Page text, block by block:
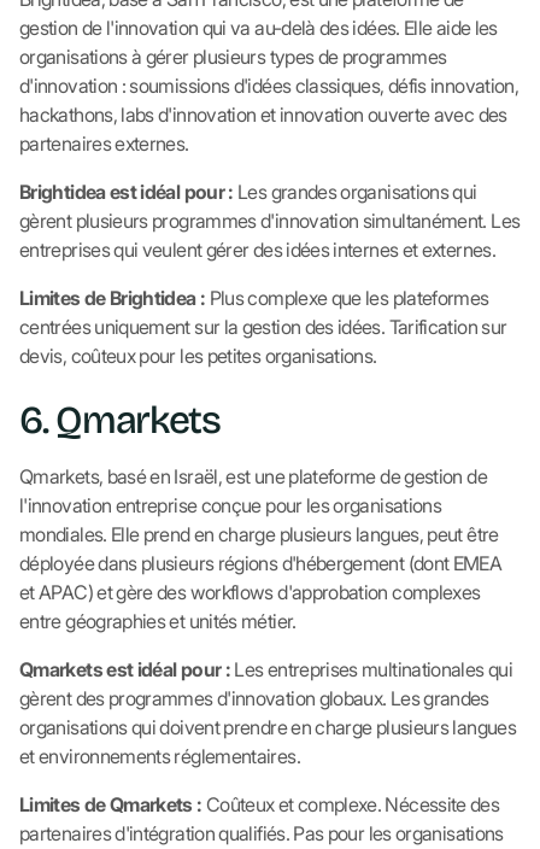
gestion de l'innovation qui va au-delà des idées. Elle aide les
organisations à gérer plusieurs types de programmes
d'innovation : soumissions d'idées classiques, défis innovation,
hackathons, labs d'innovation et innovation ouverte avec des
partenaires externes.
Brightidea est idéal pour : Les grandes organisations qui
gèrent plusieurs programmes d'innovation simultanément. Les
entreprises qui veulent gérer des idées internes et externes.
Limites de Brightidea : Plus complexe que les plateformes
centrées uniquement sur la gestion des idées. Tarification sur
devis, coûteux pour les petites organisations.
6. Qmarkets
Qmarkets, basé en Israël, est une plateforme de gestion de
l'innovation entreprise conçue pour les organisations
mondiales. Elle prend en charge plusieurs langues, peut être
déployée dans plusieurs régions d'hébergement (dont EMEA
et APAC) et gère des workflows d'approbation complexes
entre géographies et unités métier.
Qmarkets est idéal pour : Les entreprises multinationales qui
gèrent des programmes d'innovation globaux. Les grandes
organisations qui doivent prendre en charge plusieurs langues
et environnements réglementaires.
Limites de Qmarkets : Coûteux et complexe. Nécessite des
partenaires d'intégration qualifiés. Pas pour les organisations